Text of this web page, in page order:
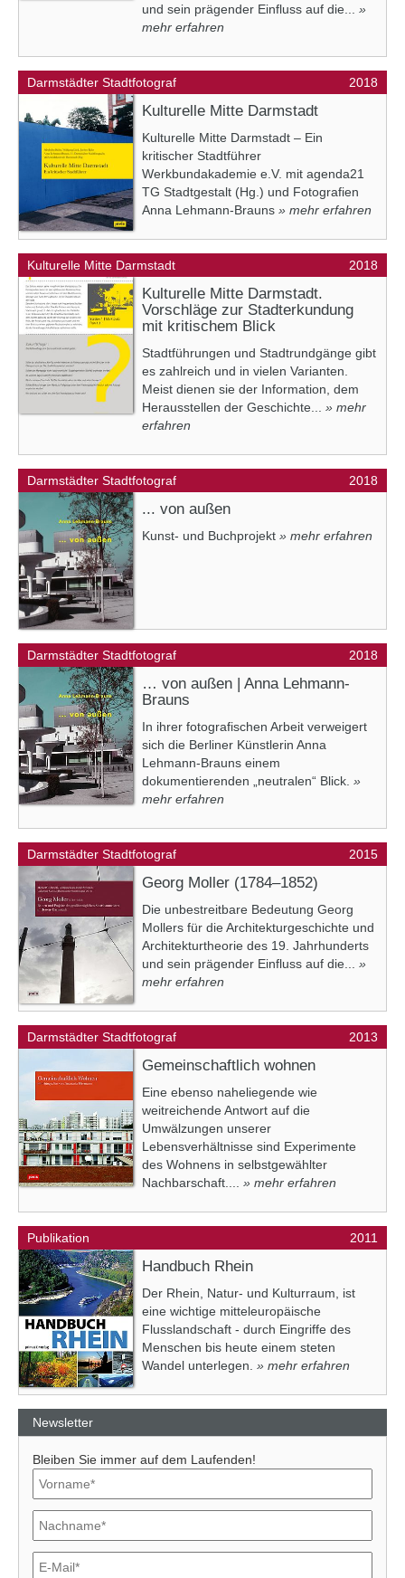
und sein prägender Einfluss auf die... »
mehr erfahren
Darmstädter Stadtfotograf 2018
Kulturelle Mitte Darmstadt
Kulturelle Mitte Darmstadt – Ein
kritischer Stadtführer
Werkbundakademie e.V. mit agenda21
TG Stadtgestalt (Hg.) und Fotografien
Anna Lehmann-Brauns » mehr erfahren
Kulturelle Mitte Darmstadt 2018
Kulturelle Mitte Darmstadt.
Vorschläge zur Stadterkundung
mit kritischem Blick
Stadtführungen und Stadtrundgänge gibt
es zahlreich und in vielen Varianten.
Meist dienen sie der Information, dem
Herausstellen der Geschichte... » mehr
erfahren
Darmstädter Stadtfotograf 2018
... von außen
Kunst- und Buchprojekt » mehr erfahren
Darmstädter Stadtfotograf 2018
… von außen | Anna Lehmann-
Brauns
In ihrer fotografischen Arbeit verweigert
sich die Berliner Künstlerin Anna
Lehmann-Brauns einem
dokumentierenden „neutralen“ Blick. »
mehr erfahren
Darmstädter Stadtfotograf 2015
Georg Moller (1784–1852)
Die unbestreitbare Bedeutung Georg
Mollers für die Architekturgeschichte und
Architekturtheorie des 19. Jahrhunderts
und sein prägender Einfluss auf die... »
mehr erfahren
Darmstädter Stadtfotograf 2013
Gemeinschaftlich wohnen
Eine ebenso naheliegende wie
weitreichende Antwort auf die
Umwälzungen unserer
Lebensverhältnisse sind Experimente
des Wohnens in selbstgewählter
Nachbarschaft.... » mehr erfahren
Publikation 2011
Handbuch Rhein
Der Rhein, Natur- und Kulturraum, ist
eine wichtige mitteleuropäische
Flusslandschaft - durch Eingriffe des
Menschen bis heute einem steten
Wandel unterlegen. » mehr erfahren
Newsletter
Bleiben Sie immer auf dem Laufenden!